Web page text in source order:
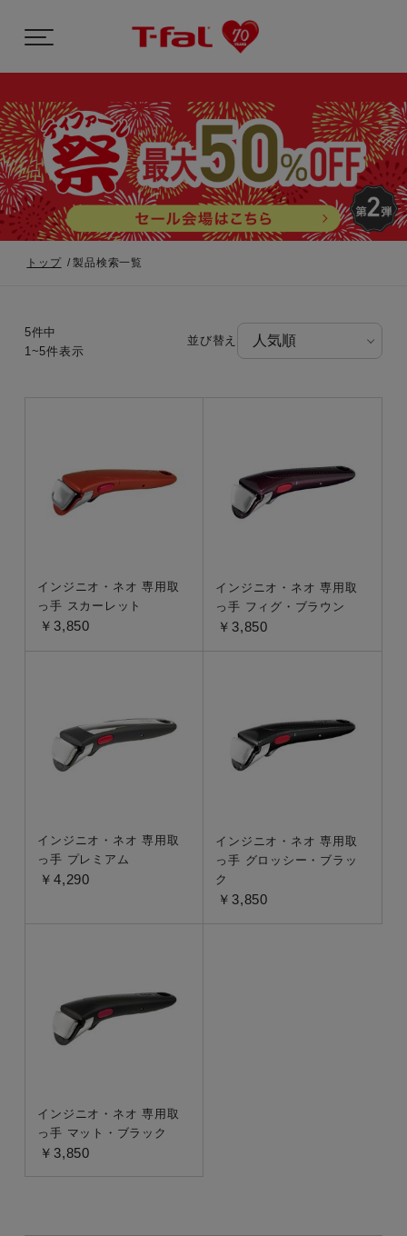
トップ 製品検索一覧
5件中
1~5件表示
並び替え
インジニオ・ネオ 専用取
っ手 スカーレット
￥3,850
インジニオ・ネオ 専用取
っ手 フィグ・ブラウン
￥3,850
インジニオ・ネオ 専用取
っ手 プレミアム
￥4,290
インジニオ・ネオ 専用取
っ手 グロッシー・ブラッ
ク
￥3,850
インジニオ・ネオ 専用取
っ手 マット・ブラック
￥3,850